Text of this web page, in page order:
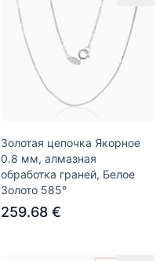
Золотая цепочка Якорное
0.8 мм, алмазная
обработка граней, Белое
Золото 585°
259.68 €